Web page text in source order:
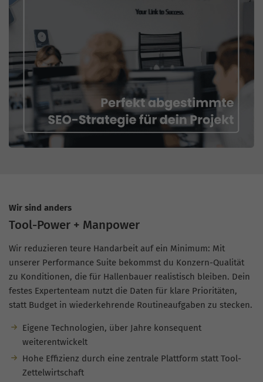
Wir sind anders
Tool-Power + Manpower
Wir reduzieren teure Handarbeit auf ein Minimum: Mit
unserer Performance Suite bekommst du Konzern-Qualität
zu Konditionen, die für Hallenbauer realistisch bleiben. Dein
festes Expertenteam nutzt die Daten für klare Prioritäten,
statt Budget in wiederkehrende Routineaufgaben zu stecken.
Eigene Technologien, über Jahre konsequent
weiterentwickelt
Hohe Effizienz durch eine zentrale Plattform statt Tool-
Zettelwirtschaft